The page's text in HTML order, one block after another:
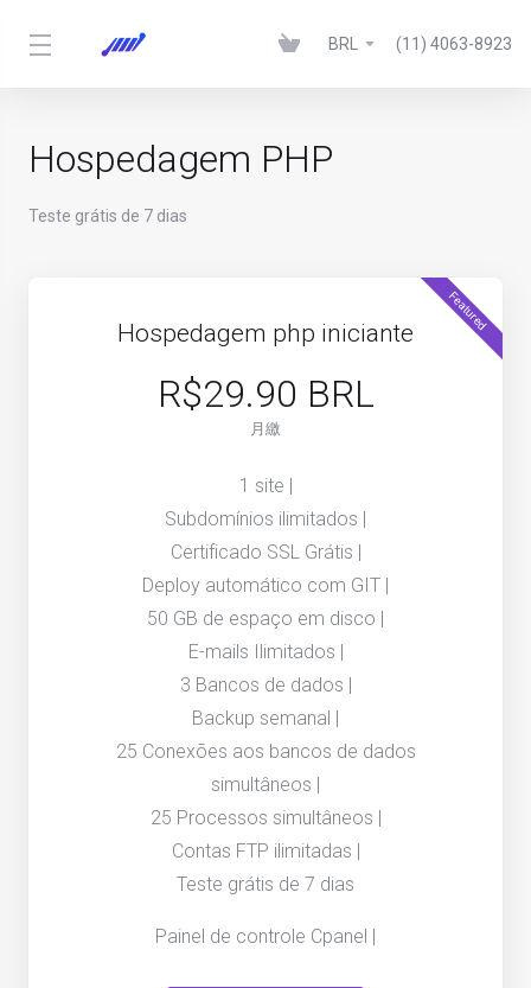
BRL (11) 4063-8923
Hospedagem PHP
Teste grátis de 7 dias
Featured
Hospedagem php iniciante
R$29.90 BRL
月繳
Painel de controle Cpanel |
1 site |
Subdomínios ilimitados |
Certificado SSL Grátis |
Deploy automático com GIT |
50 GB de espaço em disco |
E-mails Ilimitados |
3 Bancos de dados |
Backup semanal |
25 Conexões aos bancos de dados
simultâneos |
25 Processos simultâneos |
Contas FTP ilimitadas |
Teste grátis de 7 dias